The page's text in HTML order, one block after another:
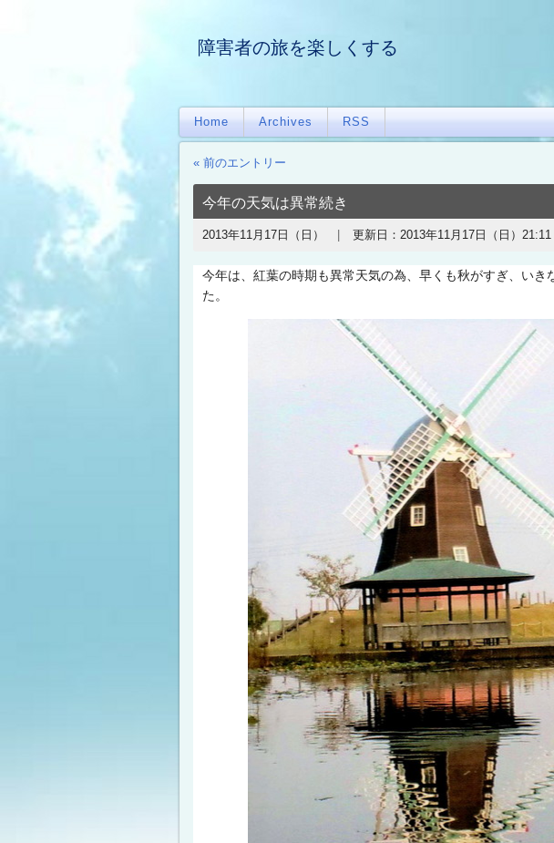
障害者の旅を楽しくする
Home Archives RSS
« 前のエントリー
今年の天気は異常続き
2013年11月17日（日） 更新日： 2013年11月17日（日）21:11
今年は、紅葉の時期も異常天気の為、早くも秋がすぎ、いき
た。